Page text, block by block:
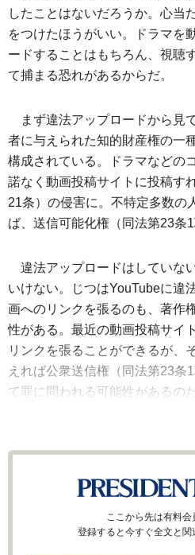
したことはないだろうか。心当
をつけたほうがいい。ドラマを
ードすることはもちろん、視聴
て捕まる恐れがあるからだ。
まず違法アップロードから見
者に与えられた知的財産権の一
構成されている。ドラマなどの
諾なく動画投稿サイトに投稿す
21条）の侵害に。不特定多数の
ば、送信可能化権（同法第23条1
違法アップロードはしていな
いけない。じつはYouTubeに違
画へのリンクを張るのも、著作
性がある。最近の動画投稿サイ
リンクを張ることができるが、
えれば公衆送信権（同法第23条
て罪に問われる可能性があるのだ
ここから先は有料会
登録すると今すぐ全文と関